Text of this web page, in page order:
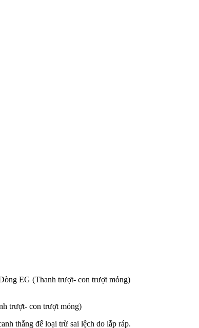
EG (Thanh trượt- con trượt mỏng)
trượt- con trượt mỏng)
thẳng để loại trừ sai lệch do lắp ráp.